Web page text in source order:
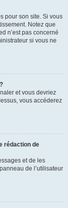
pour son site. Si vous
Notez que
n’est pas concerné
si vous ne
et vous devriez
vous accéderez
rédaction de
et de les
de l’utilisateur